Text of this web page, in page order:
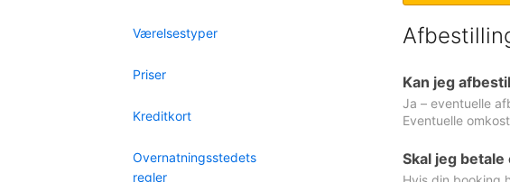
Værelsestyper
Priser
Kreditkort
Overnatningsstedets
regler
Kan jeg
Ja – eventuelle
Eventuelle
Skal jeg